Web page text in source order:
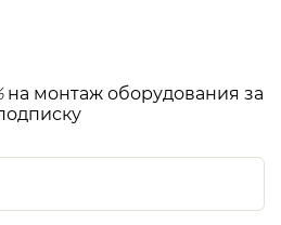
на монтаж оборудования за